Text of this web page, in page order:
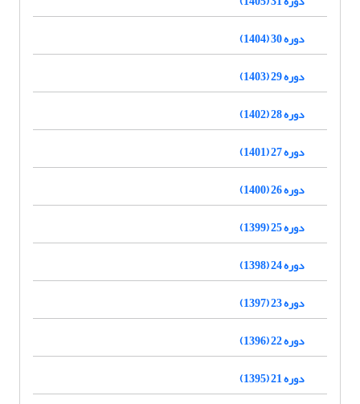
دوره 30 (1404)
دوره 29 (1403)
دوره 28 (1402)
دوره 27 (1401)
دوره 26 (1400)
دوره 25 (1399)
دوره 24 (1398)
دوره 23 (1397)
دوره 22 (1396)
دوره 21 (1395)